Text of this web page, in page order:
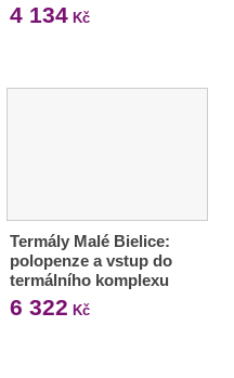
4 134Kč
Termály Malé Bielice:
polopenze a vstup do
termálního komplexu
6 322 Kč